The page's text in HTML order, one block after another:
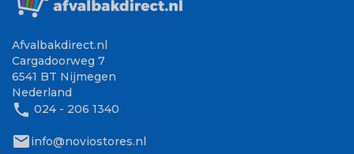
Afvalbakdirect.nl
Cargadoorweg 7
6541 BT Nijmegen
Nederland
phone 024 - 206 1340
mailinfo@noviostores.nl